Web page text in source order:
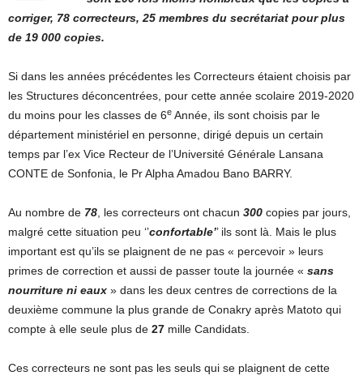
corriger, 78 correcteurs, 25 membres du secrétariat pour plus
de 19 000 copies.
Si dans les années précédentes les Correcteurs étaient choisis par
les Structures déconcentrées, pour cette année scolaire 2019-2020
du moins pour les classes de 6e Année, ils sont choisis par le
département ministériel en personne, dirigé depuis un certain
temps par l’ex Vice Recteur de l’Université Générale Lansana
CONTE de Sonfonia, le Pr Alpha Amadou Bano BARRY.
Au nombre de 78 , les correcteurs ont chacun 300 copies par jours,
malgré cette situation peu ‘’confortable’’ ils sont là. Mais le plus
important est qu’ils se plaignent de ne pas « percevoir » leurs
primes de correction et aussi de passer toute la journée « sans
nourriture ni eaux » dans les deux centres de corrections de la
deuxième commune la plus grande de Conakry après Matoto qui
compte à elle seule plus de 27 mille Candidats.
Ces correcteurs ne sont pas les seuls qui se plaignent de cette